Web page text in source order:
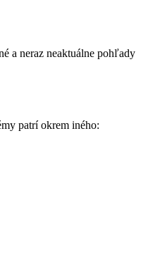
a neraz neaktuálne pohľady
patrí okrem iného: